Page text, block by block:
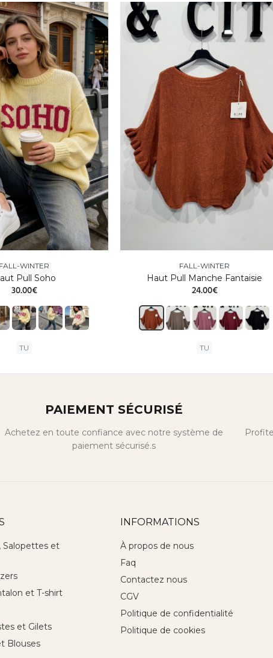
FALL-WINTER
Pull Soho
30.00€
TU
FALL-WINTER
Haut Pull Manche Fantaisie
24.00€
TU
PAIEMENT SÉCURISÉ
Achetez en toute confiance avec notre système de
paiement sécurisé.s
Salopettes et
et T-shirt
et Gilets
Blouses
INFORMATIONS
À propos de nous
Faq
Contactez nous
CGV
Politique de confidentialité
Politique de cookies